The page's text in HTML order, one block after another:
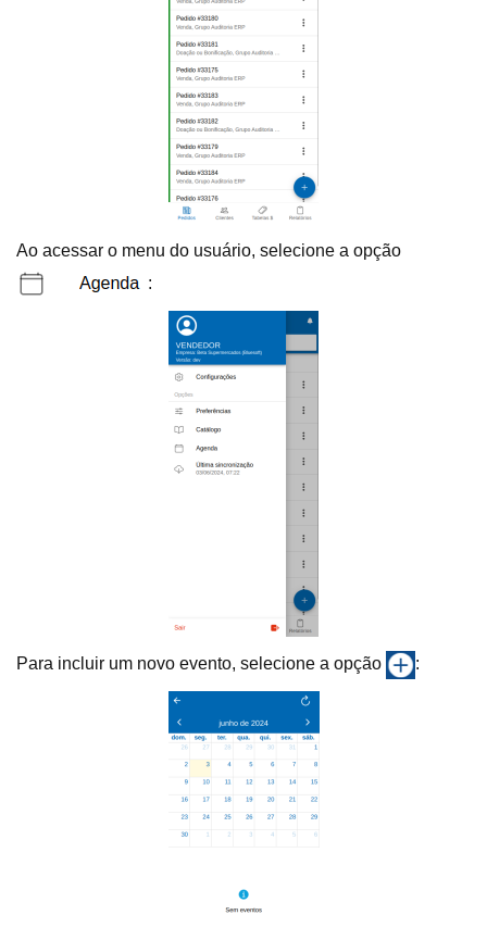
Ao acessar o menu do usuário, selecione a opção
:
Para incluir um novo evento, selecione a opção :